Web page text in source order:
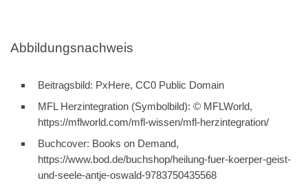
Abbildungsnachweis
Beitragsbild: PxHere, CC0 Public Domain
MFL Herzintegration (Symbolbild): © MFLWorld,
https://mflworld.com/mfl-wissen/mfl-herzintegration/
Buchcover: Books on Demand,
https://www.bod.de/buchshop/heilung-fuer-koerper-geist-
und-seele-antje-oswald-9783750435568